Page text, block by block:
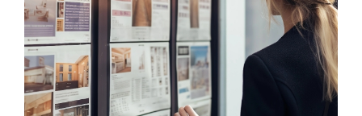
murs commerciaux, des parkings et des
garages, et beaucoup d'autres
opportunitésd'achat et de location sur
un secteur entre Montpellier et
Lodève. Nous offrons également des
servicesd'estimationpour vous aider à